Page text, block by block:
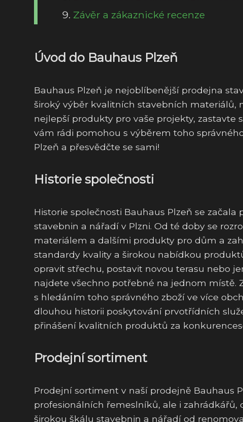
Závěr a zákaznické recenze
Úvod do Bauhaus Plzeň
Bauhaus Plzeň je nejoblíbenější prodejna
široký výběr kvalitních stavebních materiálů,
nejlepší produkty pro vaše projekty, zastavte
vám rádi pomohou s výběrem toho
Plzeň a přesvědčte se sami!
Historie společnosti
Historie společnosti Bauhaus Plzeň se
stavebnin a nářadí v Plzni. Od té doby se
materiálem a dalšími produkty pro dům a
standardy kvality a širokou nabídkou
opravit střechu, postavit novou terasu nebo
najdete všechno potřebné na jednom místě.
s hledáním toho správného zboží ve více
dlouhou historii poskytování prvotřídních
přinášení kvalitních produktů za
Prodejní sortiment
Prodejní sortiment v naší prodejně Bauhaus
profesionálních řemeslníků, ale i
širokou škálu stavebnin a nářadí od